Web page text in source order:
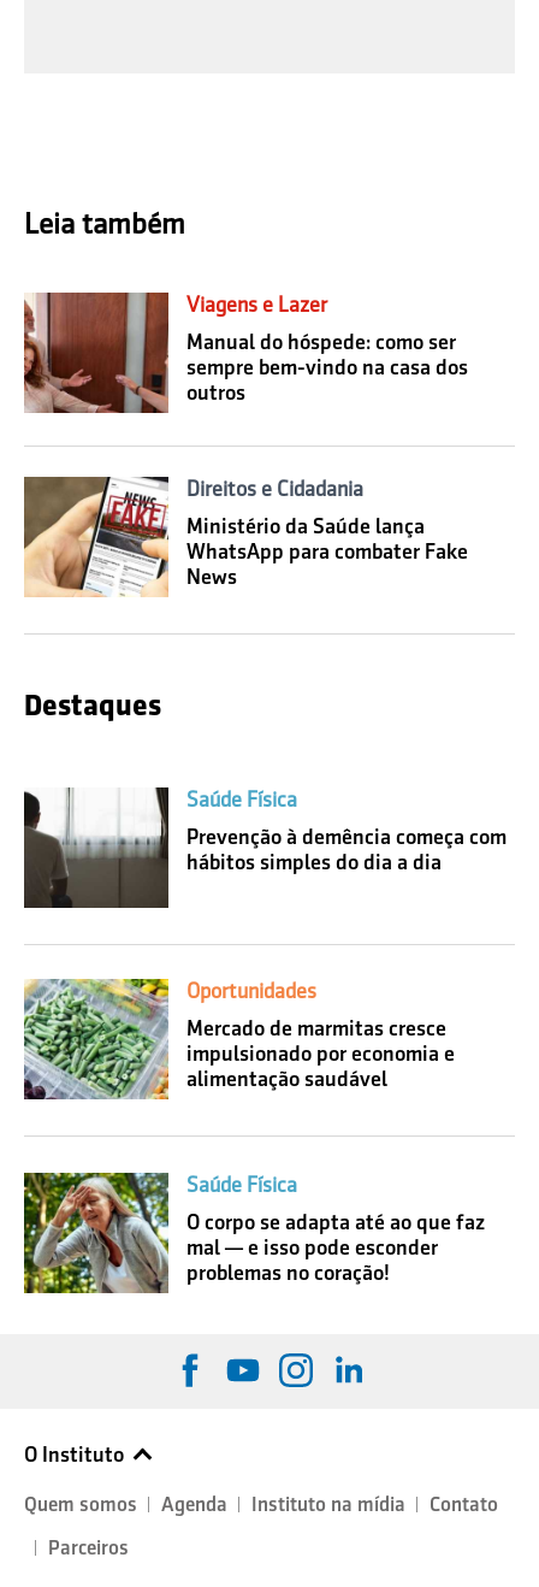
Leia também
Viagens e Lazer
Manual do hóspede: como ser
sempre bem-vindo na casa dos
outros
Direitos e Cidadania
Ministério da Saúde lança
WhatsApp para combater Fake
News
Destaques
Saúde Física
Prevenção à demência começa com
hábitos simples do dia a dia
Oportunidades
Mercado de marmitas cresce
impulsionado por economia e
alimentação saudável
Saúde Física
O corpo se adapta até ao que faz
mal — e isso pode esconder
problemas no coração!
O Instituto
Quem somos Agenda Instituto na mídia
Contato
Parceiros